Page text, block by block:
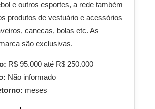
e outros esportes, a rede também
produtos de vestuário e acessórios
canecas, bolas etc. As
são exclusivas.
R$ 95.000 até R$ 250.000
Não informado
meses